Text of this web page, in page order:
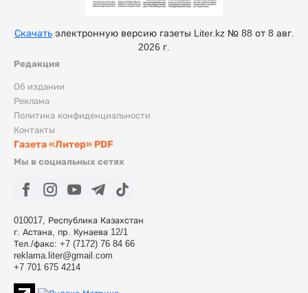
Редакция
Об издании
Реклама
Политика конфиденциальности
Контакты
Газета «Литер» PDF
Мы в социальных сетях
010017, Республика Казахстан
г. Астана, пр. Кунаева 12/1
Тел./факс: +7 (7172) 76 84 66
reklama.liter@gmail.com
+7 701 675 4214
Скачатьэлектронную версию газеты Liter.kz № 88 от 8 авг.
2026 г.